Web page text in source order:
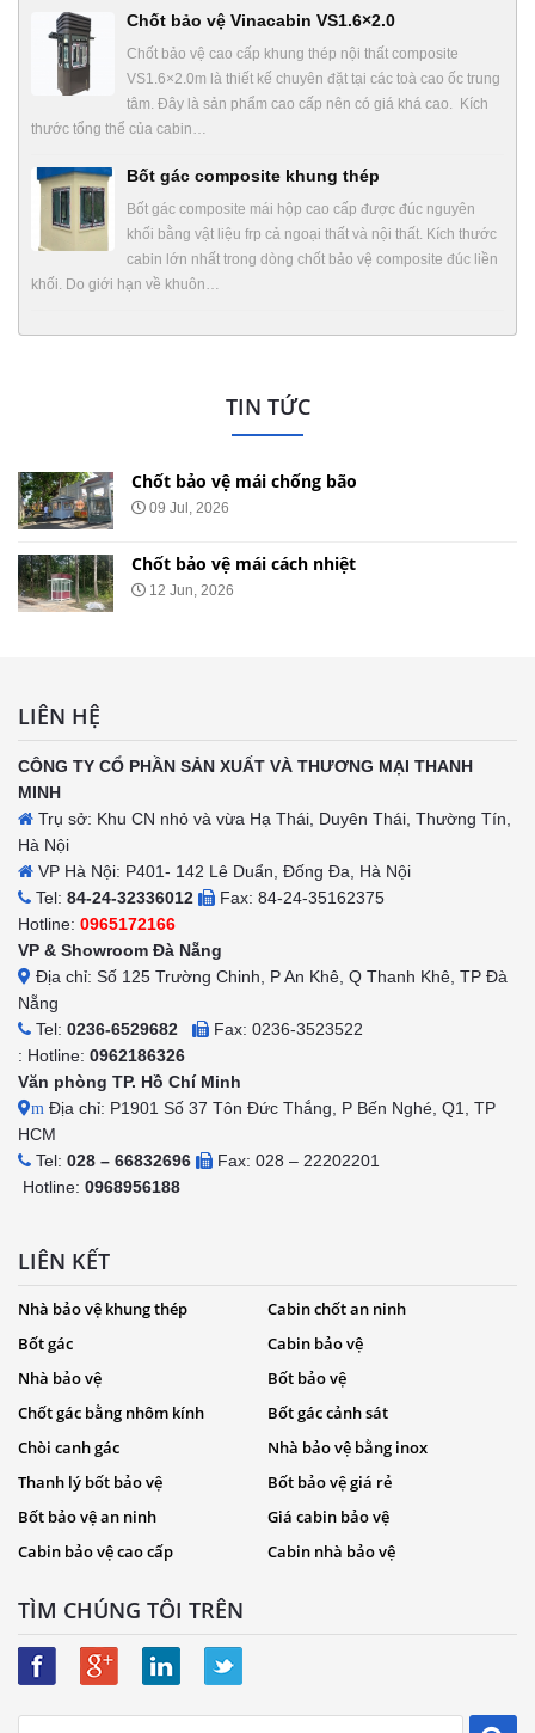
Chốt bảo vệ Vinacabin VS1.6×2.0
Chốt bảo vệ cao cấp khung thép nội thất composite
VS1.6×2.0m là thiết kế chuyên đặt tại các toà cao ốc trung
tâm. Đây là sản phẩm cao cấp nên có giá khá cao. Kích
thước tổng thể của cabin…
Bốt gác composite khung thép
Bốt gác composite mái hộp cao cấp được đúc nguyên
khối bằng vật liệu frp cả ngoại thất và nội thất. Kích thước
cabin lớn nhất trong dòng chốt bảo vệ composite đúc liền
khối. Do giới hạn về khuôn…
TIN TỨC
Chốt bảo vệ mái chống bão
09 Jul, 2026
Chốt bảo vệ mái cách nhiệt
12 Jun, 2026
LIÊN HỆ
CÔNG TY CỔ PHẦN SẢN XUẤT VÀ THƯƠNG MẠI THANH
MINH
Trụ sở: Khu CN nhỏ và vừa Hạ Thái, Duyên Thái, Thường Tín,
Hà Nội
VP Hà Nội: P401- 142 Lê Duẩn, Đống Đa, Hà Nội
Tel: 84-24-32336012
Fax: 84-24-35162375
Hotline: 0965172166
VP & Showroom Đà Nẵng
Địa chỉ: Số 125 Trường Chinh, P An Khê, Q Thanh Khê, TP Đà
Nẵng
Tel: 0236-6529682
Fax: 0236-3523522
: Hotline: 0962186326
Văn phòng TP. Hồ Chí Minh
m Địa chỉ: P1901 Số 37 Tôn Đức Thắng, P Bến Nghé, Q1, TP
HCM
Tel: 028 – 66832696
Fax: 028 – 22202201
Hotline: 0968956188
LIÊN KẾT
Nhà bảo vệ khung thép
Cabin chốt an ninh
Bốt gác
Cabin bảo vệ
Nhà bảo vệ
Bốt bảo vệ
Chốt gác bằng nhôm kính
Bốt gác cảnh sát
Chòi canh gác
Nhà bảo vệ bằng inox
Thanh lý bốt bảo vệ
Bốt bảo vệ giá rẻ
Bốt bảo vệ an ninh
Giá cabin bảo vệ
Cabin bảo vệ cao cấp
Cabin nhà bảo vệ
TÌM CHÚNG TÔI TRÊN